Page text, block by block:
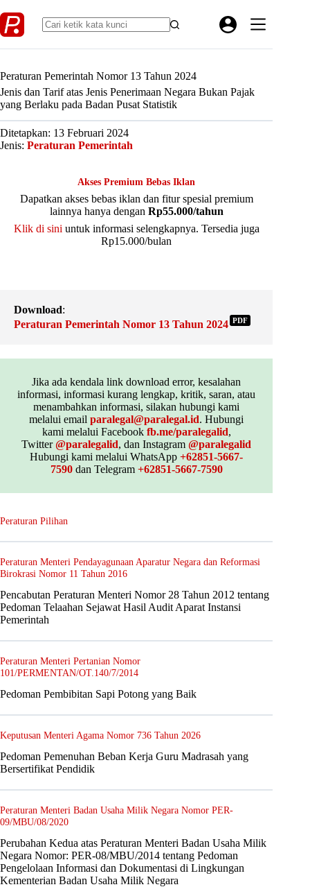
to
content
Peraturan Pemerintah Nomor 13 Tahun 2024
Jenis dan Tarif atas Jenis Penerimaan Negara Bukan Pajak
yang Berlaku pada Badan Pusat Statistik
Ditetapkan: 13 Februari 2024
Jenis: Peraturan Pemerintah
Akses Premium Bebas Iklan
Dapatkan akses bebas iklan dan fitur spesial premium
lainnya hanya dengan Rp55.000/tahun
Klik di sini untuk informasi selengkapnya. Tersedia juga
Rp15.000/bulan
Download:
Peraturan Pemerintah Nomor 13 Tahun 2024 PDF
Jika ada kendala link download error, kesalahan
informasi, informasi kurang lengkap, kritik, saran, atau
menambahkan informasi, silakan hubungi kami
melalui emailparalegal@paralegal.id. Hubungi
kami melalui Facebook fb.me/paralegalid,
Twitter@paralegalid, dan Instagram@paralegalid
Hubungi kami melalui WhatsApp+62851-5667-
7590dan Telegram +62851-5667-7590
Peraturan Pilihan
Peraturan Menteri Pendayagunaan Aparatur Negara dan Reformasi
Birokrasi Nomor 11 Tahun 2016
Pencabutan Peraturan Menteri Nomor 28 Tahun 2012 tentang
Pedoman Telaahan Sejawat Hasil Audit Aparat Instansi
Pemerintah
Peraturan Menteri Pertanian Nomor
101/PERMENTAN/OT.140/7/2014
Pedoman Pembibitan Sapi Potong yang Baik
Keputusan Menteri Agama Nomor 736 Tahun 2026
Pedoman Pemenuhan Beban Kerja Guru Madrasah yang
Bersertifikat Pendidik
Peraturan Menteri Badan Usaha Milik Negara Nomor PER-
09/MBU/08/2020
Perubahan Kedua atas Peraturan Menteri Badan Usaha Milik
Negara Nomor: PER-08/MBU/2014 tentang Pedoman
Pengelolaan Informasi dan Dokumentasi di Lingkungan
Kementerian Badan Usaha Milik Negara